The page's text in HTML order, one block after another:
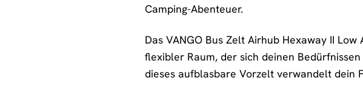
Camping-Abenteuer.
Das VANGO Bus Zelt Airhub Hexaway II
flexibler Raum, der sich deinen
dieses aufblasbare Vorzelt verwandelt dein